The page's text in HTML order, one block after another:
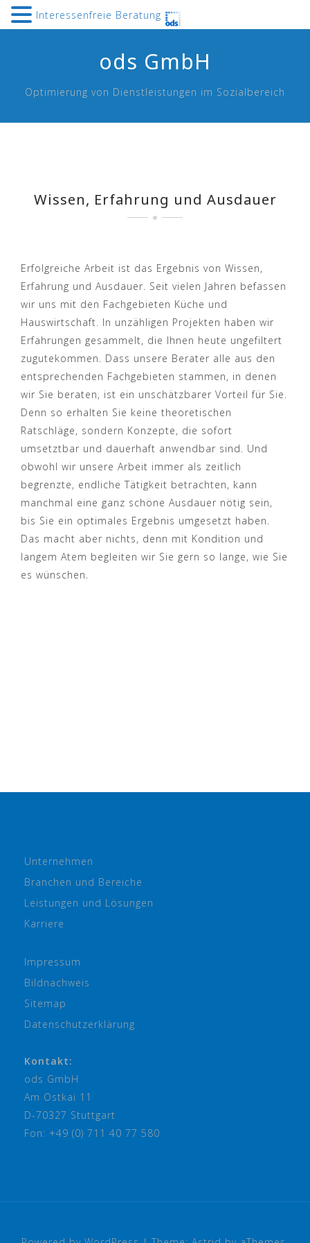
ods GmbH
Optimierung von Dienstleistungen im Sozialbereich
Wissen, Erfahrung und Ausdauer
Erfolgreiche Arbeit ist das Ergebnis von Wissen,
Erfahrung und Ausdauer. Seit vielen Jahren befassen
wir uns mit den Fachgebieten Küche und
Hauswirtschaft. In unzähligen Projekten haben wir
Erfahrungen gesammelt, die Ihnen heute ungefiltert
zugutekommen. Dass unsere Berater alle aus den
entsprechenden Fachgebieten stammen, in denen
wir Sie beraten, ist ein unschätzbarer Vorteil für Sie.
Denn so erhalten Sie keine theoretischen
Ratschläge, sondern Konzepte, die sofort
umsetztbar und dauerhaft anwendbar sind. Und
obwohl wir unsere Arbeit immer als zeitlich
begrenzte, endliche Tätigkeit betrachten, kann
manchmal eine ganz schöne Ausdauer nötig sein,
bis Sie ein optimales Ergebnis umgesetzt haben.
Das macht aber nichts, denn mit Kondition und
langem Atem begleiten wir Sie gern so lange, wie Sie
es wünschen.
Unternehmen
Branchen und Bereiche
Leistungen und Lösungen
Karriere
Impressum
Bildnachweis
Sitemap
Datenschutzerklärung
Kontakt:
ods GmbH
Am Ostkai 11
D-70327 Stuttgart
Fon: +49 (0) 711 40 77 580
Interessenfreie Beratung